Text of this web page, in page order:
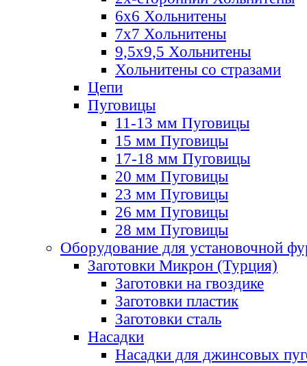
6х6 Хольнитены
7х7 Хольнитены
9,5х9,5 Хольнитены
Хольнитены со стразами
Цепи
Пуговицы
11-13 мм Пуговицы
15 мм Пуговицы
17-18 мм Пуговицы
20 мм Пуговицы
23 мм Пуговицы
26 мм Пуговицы
28 мм Пуговицы
Оборудование для установочной
Заготовки Микрон (Турция)
Заготовки на гвоздике
Заготовки пластик
Заготовки сталь
Насадки
Насадки для джинсовых